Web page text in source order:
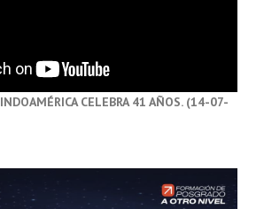
INDOAMÉRICA CELEBRA 41 AÑOS. (14-07-